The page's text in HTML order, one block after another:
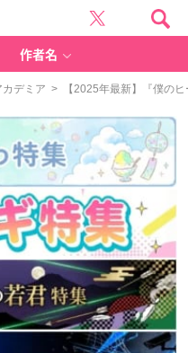
作者名
デミア > 【2025年最新】『僕のヒ